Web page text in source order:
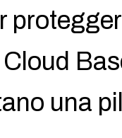
una